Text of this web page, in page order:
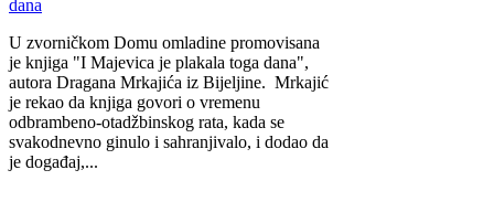
U zvorničkom Domu omladine promovisana
je knjiga "I Majevica je plakala toga dana",
autora Dragana Mrkajića iz Bijeljine. Mrkajić
je rekao da knjiga govori o vremenu
odbrambeno-otadžbinskog rata, kada se
svakodnevno ginulo i sahranjivalo, i dodao da
je događaj,...